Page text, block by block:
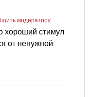
модератору
хороший стимул
от ненужной